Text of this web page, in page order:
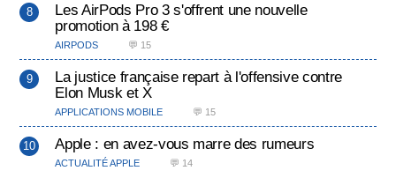
Les AirPods Pro 3 s'offrent une nouvelle
promotion à 198 €
AIRPODS 💬 15
La justice française repart à l'offensive contre
Elon Musk et X
APPLICATIONS MOBILE 💬 15
Apple : en avez-vous marre des rumeurs
ACTUALITÉ APPLE 💬 14